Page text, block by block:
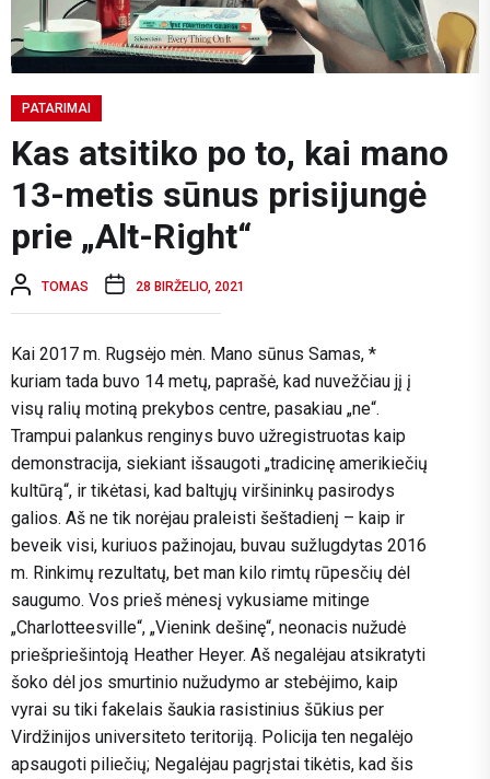
PATARIMAI
Kas atsitiko po to, kai mano
13-metis sūnus prisijungė
prie „Alt-Right“
TOMAS 28 BIRŽELIO, 2021
Kai 2017 m. Rugsėjo mėn. Mano sūnus Samas, *
kuriam tada buvo 14 metų, paprašė, kad nuvežčiau jį į
visų ralių motiną prekybos centre, pasakiau „ne“.
Trampui palankus renginys buvo užregistruotas kaip
demonstracija, siekiant išsaugoti „tradicinę amerikiečių
kultūrą“, ir tikėtasi, kad baltųjų viršininkų pasirodys
galios. Aš ne tik norėjau praleisti šeštadienį – kaip ir
beveik visi, kuriuos pažinojau, buvau sužlugdytas 2016
m. Rinkimų rezultatų, bet man kilo rimtų rūpesčių dėl
saugumo. Vos prieš mėnesį vykusiame mitinge
„Charlotteesville“, „Vienink dešinę“, neonacis nužudė
priešpriešintoją Heather Heyer. Aš negalėjau atsikratyti
šoko dėl jos smurtinio nužudymo ar stebėjimo, kaip
vyrai su tiki fakelais šaukia rasistinius šūkius per
Virdžinijos universiteto teritoriją. Policija ten negalėjo
apsaugoti piliečių; Negalėjau pagrįstai tikėtis, kad šis